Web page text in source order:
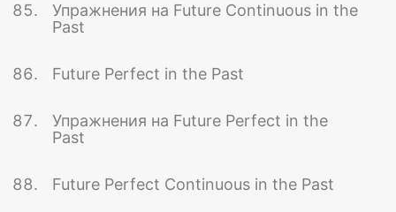
Упражнения на Future Continuous in the
Past
Future Perfect in the Past
Упражнения на Future Perfect in the
Past
Future Perfect Continuous in the Past